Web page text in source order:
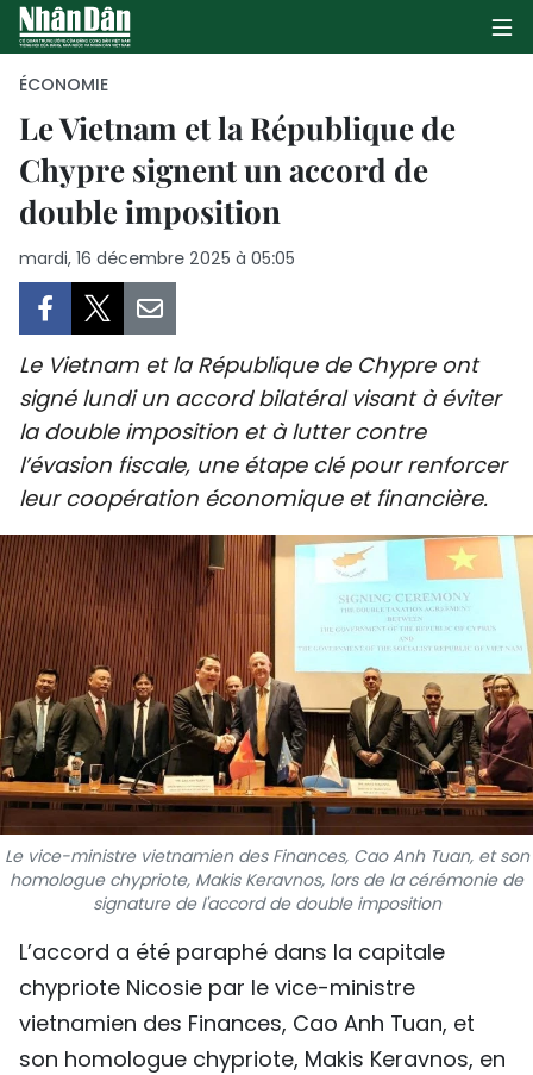
PAGE D'ACCUEIL
POLITIQUE
CULTURE
TOURISME
ENVIRONNEMENT
SPORT
FRANCOPHONIE
PAYS NATAL
INTERNATIONAL
MÉGASTORIE
INFOGRAPHIE
PHOTO
VIDÉO
À PROPOS DU "PEUPLE"
ÉCONOMIE
Le Vietnam et la République de
Chypre signent un accord de
double imposition
mardi, 16 décembre 2025 à 05:05
Le Vietnam et la République de Chypre ont
signé lundi un accord bilatéral visant à éviter
la double imposition et à lutter contre
l’évasion fiscale, une étape clé pour renforcer
leur coopération économique et financière.
Le vice-ministre vietnamien des Finances, Cao Anh Tuan, et son
homologue chypriote, Makis Keravnos, lors de la cérémonie de
signature de l'accord de double imposition
L’accord a été paraphé dans la capitale
chypriote Nicosie par le vice-ministre
vietnamien des Finances, Cao Anh Tuan, et
son homologue chypriote, Makis Keravnos, en